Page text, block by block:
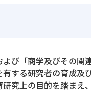
び「商学及びその関
する研究者の育成及
究上の目的を踏まえ